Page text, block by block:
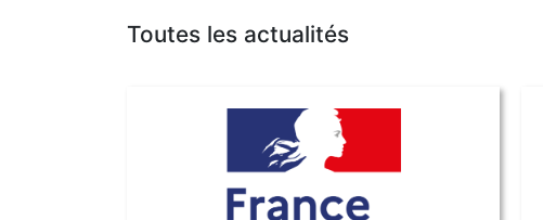
Toutes les actualités